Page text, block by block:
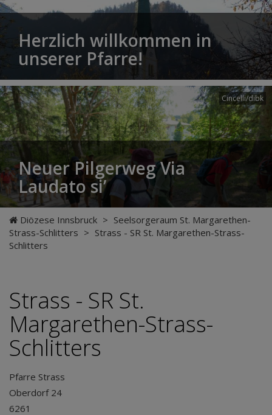
Herzlich willkommen in
unserer Pfarre!
Cincelli/dibk
Neuer Pilgerweg Via
Laudato si’
Diözese Innsbruck > Seelsorgeraum St. Margarethen-
Strass-Schlitters > Strass - SR St. Margarethen-Strass-
Schlitters
Strass - SR St.
Margarethen-Strass-
Schlitters
Pfarre Strass
Oberdorf 24
6261